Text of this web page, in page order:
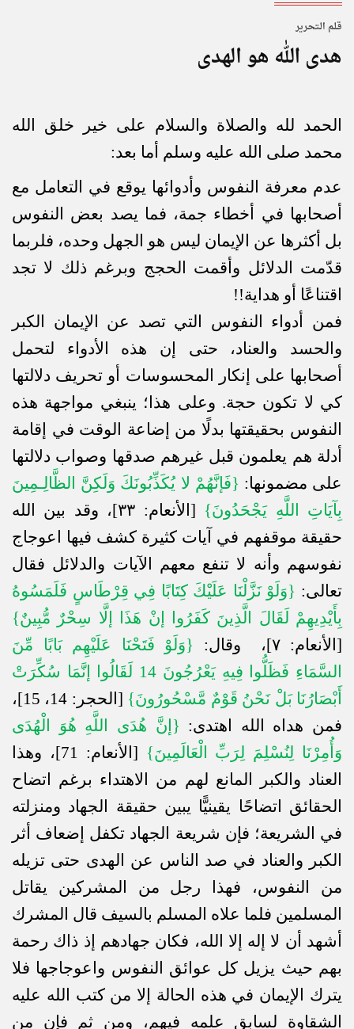
قـلـم الـتحـرير
هدى الله هو الهدى
الحمد لله والصلاة والسلام على خير خلق الله
محمد صلى الله عليه وسلم أما بعد:
عدم معرفة النفوس وأدوائها يوقع في التعامل مع
أصحابها في أخطاء جمة، فما يصد بعض النفوس
بل أكثرها عن الإيمان ليس هو الجهل وحده، فلربما
قدّمت الدلائل وأقمت الحجج وبرغم ذلك لا تجد
اقتناعًا أو هداية!!
فمن أدواء النفوس التي تصد عن الإيمان الكبر
والحسد والعناد، حتى إن هذه الأدواء لتحمل
أصحابها على إنكار المحسوسات أو تحريف دلالتها
كي لا تكون حجة. وعلى هذا؛ ينبغي مواجهة هذه
النفوس بحقيقتها بدلًا من إضاعة الوقت في إقامة
أدلة هم يعلمون قبل غيرهم صدقها وصواب دلالتها
على مضمونها: {فَإنَّهُمْ لا يُكَذِّبُونَكَ وَلَكِنَّ الظَّالِـمِينَ
بِآيَاتِ اللَّهِ يَجْحَدُونَ} [الأنعام: ٣٣]،
وقد بين الله
حقيقة موقفهم في آيات كثيرة كشف فيها اعوجاج
نفوسهم وأنه لا تنفع معهم الآيات والدلائل فقال
تعالى: {وَلَوْ نَزَّلْنَا عَلَيْكَ كِتَابًا فِي قِرْطَاسٍ فَلَمَسُوهُ
بِأَيْدِيهِمْ لَقَالَ الَّذِينَ كَفَرُوا إنْ هَذَا إلَّا سِحْرٌ مُّبِينٌ}
[الأنعام: ٧]،
وقال: {وَلَوْ فَتَحْنَا عَلَيْهِم بَابًا مِّنَ
السَّمَاءِ فَظَلُّوا فِيهِ يَعْرُجُونَ 14 لَقَالُوا إنَّمَا سُكِّرَتْ
أَبْصَارُنَا بَلْ نَحْنُ قَوْمٌ مَّسْحُورُونَ} [الحجر: 14، 15]
،
فمن هداه الله اهتدى: {إنَّ هُدَى اللَّهِ هُوَ الْهُدَى
وَأُمِرْنَا لِنُسْلِمَ لِرَبِّ الْعَالَمِينَ} [الأنعام: 71]
، وهذا
العناد والكبر المانع لهم من الاهتداء برغم اتضاح
الحقائق اتضاحًا يقينيًّا يبين حقيقة الجهاد ومنزلته
في الشريعة؛ فإن شريعة الجهاد تكفل إضعاف أثر
الكبر والعناد في صد الناس عن الهدى حتى تزيله
من النفوس، فهذا رجل من المشركين يقاتل
المسلمين فلما علاه المسلم بالسيف قال المشرك
أشهد أن لا إله إلا الله، فكان جهادهم إذ ذاك رحمة
بهم حيث يزيل كل عوائق النفوس واعوجاجها فلا
يترك الإيمان في هذه الحالة إلا من كتب الله عليه
الشقاوة لسابق علمه فيهم، ومن ثم فإن من